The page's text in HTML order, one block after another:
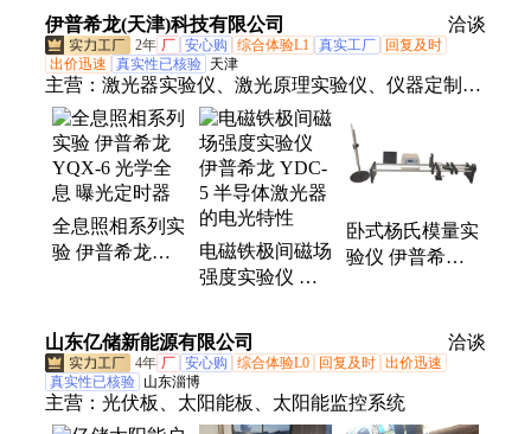
仪厂家
可定制
携式有耐压检测
仪 可定制
伊普希龙(天津)科技有限公司 洽谈
2年 厂 安心购 综合体验L1 真实工厂
回复及时
出价迅速
真实性已核验 天津
主营： 激光器实验仪、激光原理实验仪、仪器定制、
实验仪器
全息照相系列实
验 伊普希龙
电磁铁极间磁场
强度实验仪 伊
半导体激光器的
电光特性
卧式杨氏模量实
验仪 伊普希龙
山东亿储新能源有限公司 洽谈
4年 厂 安心购 综合体验L0 回复及时 出价迅速
真实性已核验 山东淄博
主营： 光伏板、太阳能板、太阳能监控系统